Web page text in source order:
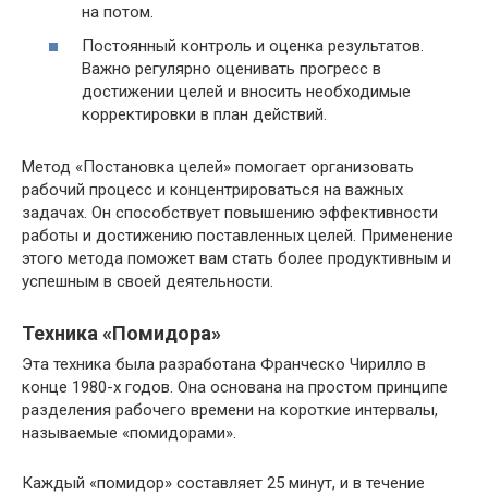
на потом.
Постоянный контроль и оценка результатов.
Важно регулярно оценивать прогресс в
достижении целей и вносить необходимые
корректировки в план действий.
Метод «Постановка целей» помогает организовать
рабочий процесс и концентрироваться на важных
задачах. Он способствует повышению эффективности
работы и достижению поставленных целей. Применение
этого метода поможет вам стать более продуктивным и
успешным в своей деятельности.
Техника «Помидора»
Эта техника была разработана Франческо Чирилло в
конце 1980-х годов. Она основана на простом принципе
разделения рабочего времени на короткие интервалы,
называемые «помидорами».
Каждый «помидор» составляет 25 минут, и в течение